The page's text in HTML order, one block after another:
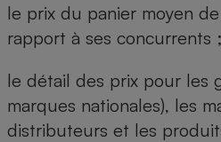
le prix du panier moyen
rapport à ses concurrents ;
le détail des prix pour les
marques nationales), les
distributeurs et les